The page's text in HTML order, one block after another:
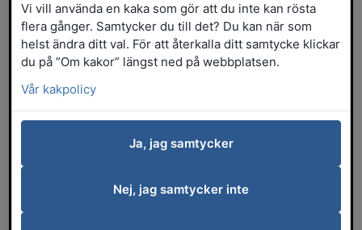
Behörighetskrav och
antagningsprov
För att söka till utbildningen krävs
grundläggande behörighet, vilket innebär
en gymnasieexamen eller motsvarande
guldsmide behövs. Antagningsprovet
Vi vill använda en kaka som gör att du inte kan rösta
flera gånger. Samtycker du till det? Du kan när som
helst ändra ditt val. För att återkalla ditt samtycke klickar
du på ”Om kakor” längst ned på webbplatsen.
Vår kakpolicy
Ja, jag samtycker
Nej, jag samtycker inte